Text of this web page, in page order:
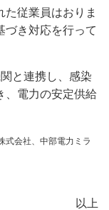
た従業員はおりま
づき対応を行って
と連携し、感染
、電力の安定供給
式会社、中部電力ミラ
以上